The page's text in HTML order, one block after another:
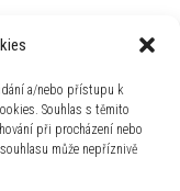
a/nebo přístupu k
Souhlas s těmito
při procházení nebo
může nepříznivě
3 699 Kč.
je: 3 144 Kč.
199 Kč.